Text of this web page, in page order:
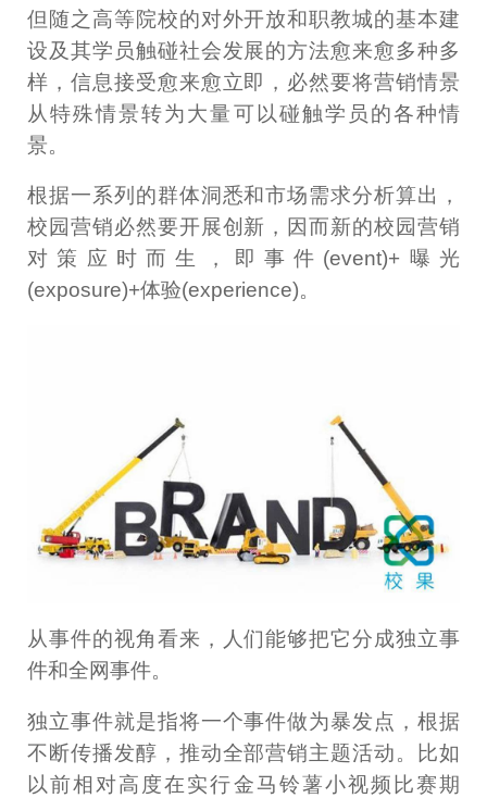
但随之高等院校的对外开放和职教城的基本建
设及其学员触碰社会发展的方法愈来愈多种多
样，信息接受愈来愈立即，必然要将营销情景
从特殊情景转为大量可以碰触学员的各种情
景。
根据一系列的群体洞悉和市场需求分析算出，
校园营销必然要开展创新，因而新的校园营销
对策应时而生，即事件(event)+曝光
(exposure)+体验(experience)。
从事件的视角看来，人们能够把它分成独立事
件和全网事件。
独立事件就是指将一个事件做为暴发点，根据
不断传播发醇，推动全部营销主题活动。比如
以前相对高度在实行金马铃薯小视频比赛期